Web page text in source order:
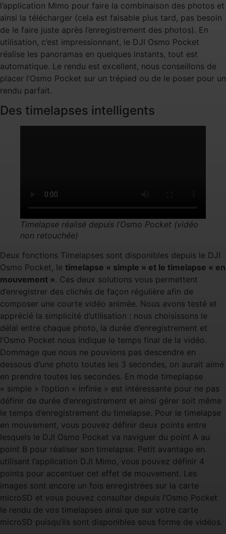
l’application Mimo pour faire la combinaison des photos et
ainsi la télécharger (cela est faisable plus tard, pas besoin
de le faire juste après l’enregistrement des photos). En
utilisation, c’est impressionnant, le DJI Osmo Pocket
réalise les panoramas en quelques instants, tout est
automatique. Le rendu est excellent, nous conseillons de
placer l’Osmo Pocket sur un trépied ou de le poser pour un
rendu parfait.
Des timelapses intelligents
Timelapse réalisé depuis l’Osmo Pocket (vidéo
non retouchée)
Deux fonctions Timelapses sont disponibles depuis le DJI
Osmo Pocket, le timelapse « simple » et le timelapse « en
mouvement ». Ces deux solutions vous permettent
d’enregistrer des clichés de façon régulière afin de
composer une courte vidéo animée. Nous avons testé et
apprécié la simplicité d’utilisation : nous choisissons le
délai entre chaque photo, la durée d’enregistrement et
l’Osmo Pocket nous indique le temps final de la vidéo.
Dommage que nous ne pouvions pas descendre en
dessous d’une photo toutes les 3 secondes, on aurait aimé
en prendre toutes les secondes. En mode timeplapse
« simple » l’option « infinie » est intéressante pour ne pas
définir de durée d’enregistrement et ainsi gérer soit même
le temps d’enregistrement du timelapse. Pour le timelapse
en mouvement, vous pouvez définir deux points entre
lesquels le DJI Osmo Pocket va naviguer du point A au
point B pour réaliser son timelapse. Petit avantage en
utilisant l’application DJI Mimo, vous pouvez définir 4
points pour accentuer cet effet de mouvement. Les
images sont encore un fois enregistrées sur la carte
microSD et vous pouvez consulter depuis l’Osmo Pocket
le rendu de vos timelapses ainsi que sur votre carte
microSD puisqu’ils sont disponibles sous forme de vidéos.